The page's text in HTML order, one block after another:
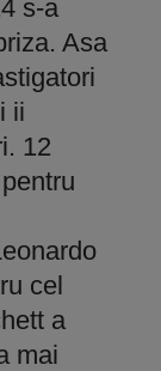
s-a
Asa
ii
12
cel
a
mai